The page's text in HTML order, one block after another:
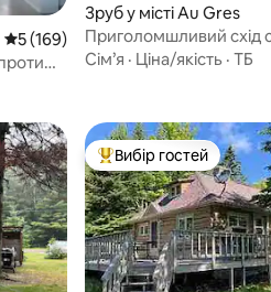
Середня оцінка: 5 з 5, відгуки: 169
5 (169)
Зруб у місті Au Gres
Приголомшливий схід
узбережжі
Сім’я · Ціна/якість · ТБ
Топ вибір гостей
Вибір гостей